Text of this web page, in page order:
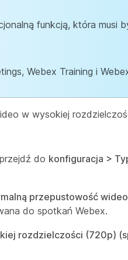
funkcją, która musi
Webex Training i
w wysokiej
do konfiguracja >
przepustowość
do spotkań Webex.
rozdzielczości (720p)